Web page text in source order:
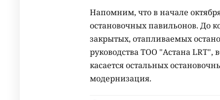
Напомним, что в начале
остановочных павильонов. До
закрытых, отапливаемых
руководства ТОО "Астана LRT",
касается остальных
модернизация.